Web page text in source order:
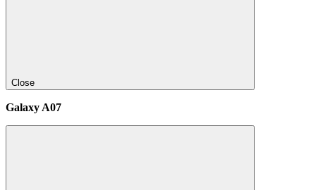
Close
Galaxy A07